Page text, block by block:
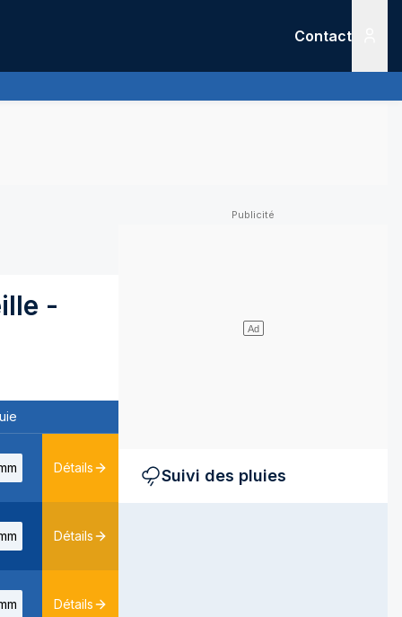
Contact
-
Détails
Détails
Détails
Suivi des pluies